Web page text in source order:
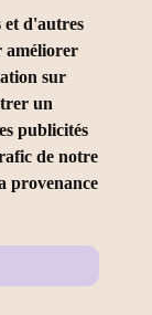
et d'autres
améliorer
sur
un
publicités
de notre
provenance